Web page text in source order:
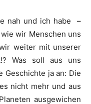
nah und ich habe –
wir Menschen uns
weiter mit unserer
Was soll aus uns
Geschichte ja an: Die
nicht mehr und aus
ausgewichen